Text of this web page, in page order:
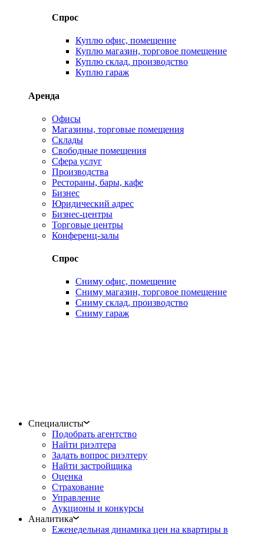
Спрос
Куплю офис, помещение
Куплю магазин, торговое помещение
Куплю склад, производство
Куплю гараж
Аренда
Офисы
Магазины, торговые помещения
Склады
Свободные помещения
Сфера услуг
Производства
Рестораны, бары, кафе
Бизнес
Юридический адрес
Бизнес-центры
Торговые центры
Конференц-залы
Спрос
Сниму офис, помещение
Сниму магазин, торговое помещение
Сниму склад, производство
Сниму гараж
Специалисты
Подобрать агентство
Найти риэлтера
Задать вопрос риэлтеру
Найти застройщика
Оценка
Страхование
Управление
Аукционы и конкурсы
Аналитика
Еженедельная динамика цен на квартиры в